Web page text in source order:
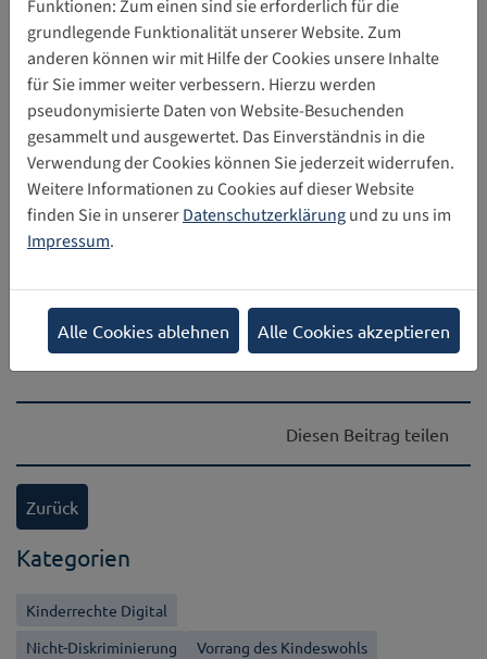
Innovation und Technologie (MinT) unter igf2022@mint.gov.et
senden. Das Ministerium sendet Ihnen dann die
erforderlichen Unterlagen für die Online-Beantragung eines
Visums zu: ein Einladungsschreiben, ein Antragsschreiben
und eine Verbalnote. Weitere Informationen zu diesem
Verfahren finden Sie auf derIGF Website des Gastlandes
In unserem Fokusartikel "IGF 2022: Rechte von Kindern und
Jugendlichen"finden Sie Informationen zu den Sitzungen,
die sich mit den Rechten von Kindern und Jugendlichen im
Marlene Fasolt,Stiftung Digitale Chancen
Diesen Beitrag teilen
Zurück
Kategorien
Kinderrechte Digital
Nicht-Diskriminierung
Vorrang des Kindeswohls
Funktionen: Zum einen sind sie erforderlich für die
grundlegende Funktionalität unserer Website. Zum
anderen können wir mit Hilfe der Cookies unsere Inhalte
für Sie immer weiter verbessern. Hierzu werden
pseudonymisierte Daten von Website-Besuchenden
gesammelt und ausgewertet. Das Einverständnis in die
Verwendung der Cookies können Sie jederzeit widerrufen.
Weitere Informationen zu Cookies auf dieser Website
finden Sie in unsererDatenschutzerklärungund zu uns im
Impressum.
Alle Cookies ablehnen Alle Cookies akzeptieren